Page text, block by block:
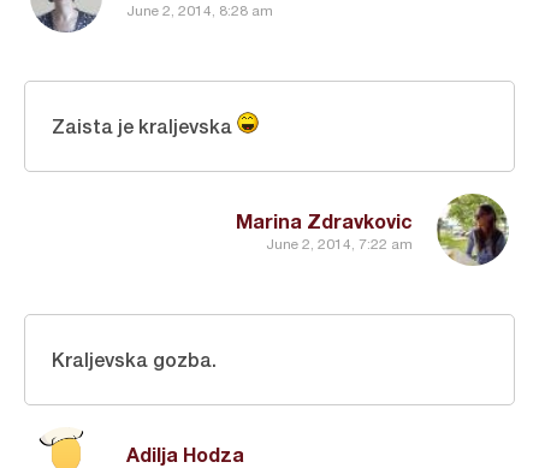
June 2, 2014, 8:28 am
Marina Zdravkovic
June 2, 2014, 7:22 am
Zaista je kraljevska
Adilja Hodza
Kraljevska gozba.